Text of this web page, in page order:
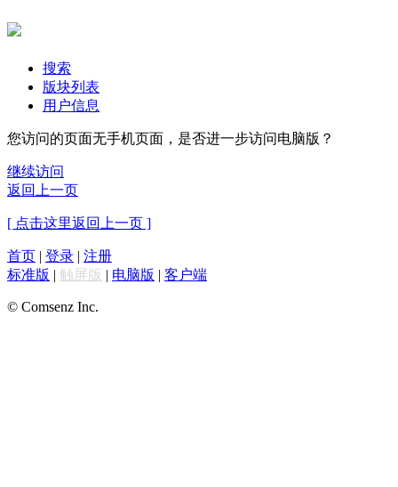
搜索
版块列表
用户信息
您访问的页面无手机页面，是否进一步访问电脑版？
继续访问
返回上一页
[ 点击这里返回上一页 ]
首页 | 登录 | 注册
标准版 | 触屏版 | 电脑版 | 客户端
© Comsenz Inc.